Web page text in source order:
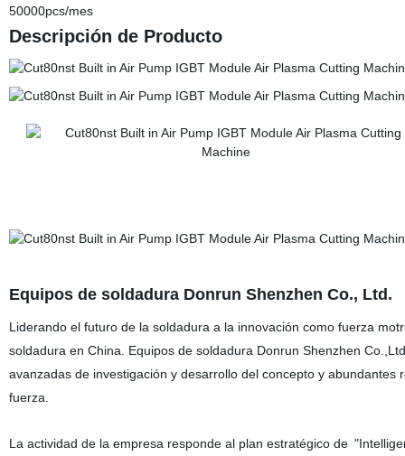
50000pcs/mes
Descripción de Producto
Equipos de soldadura Donrun Shenzhen Co., Ltd.
Liderando el futuro de la soldadura a la innovación como fuerza
soldadura en China
Equipos de soldadura Donrun Shenzhen
avanzadas de investigación y desarrollo del concepto y
fuerza.
La actividad de la empresa responde al plan estratégico de